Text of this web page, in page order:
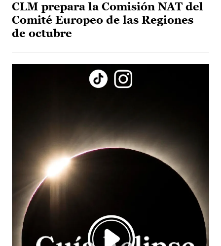
CLM prepara la Comisión NAT del
Comité Europeo de las Regiones
de octubre